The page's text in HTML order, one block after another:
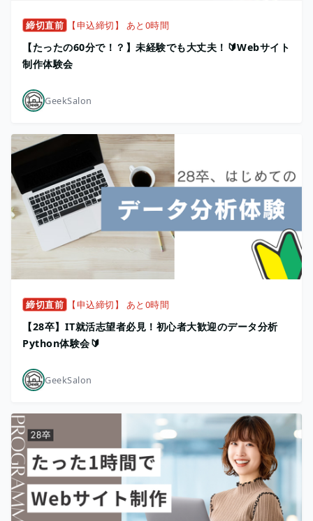
締切直前 【申込締切】 あと0時間
【たったの60分で！？】未経験でも大丈夫！🔰Webサイト
制作体験会
GeekSalon
締切直前 【申込締切】 あと0時間
【28卒】IT就活志望者必見！初心者大歓迎のデータ分析
Python体験会🔰
GeekSalon